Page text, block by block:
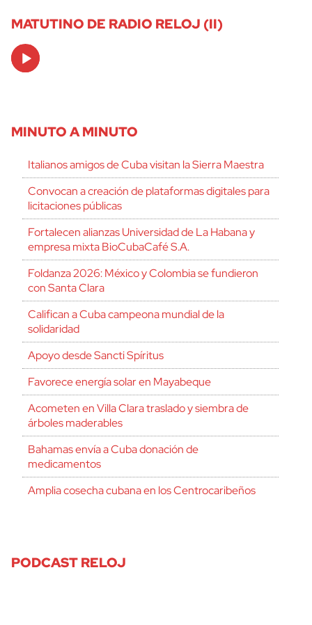
MATUTINO DE RADIO RELOJ (II)
Audio
Player
MINUTO A MINUTO
Italianos amigos de Cuba visitan la Sierra Maestra
Convocan a creación de plataformas digitales para
licitaciones públicas
Fortalecen alianzas Universidad de La Habana y
empresa mixta BioCubaCafé S.A.
Foldanza 2026: México y Colombia se fundieron
con Santa Clara
Califican a Cuba campeona mundial de la
solidaridad
Apoyo desde Sancti Spíritus
Favorece energía solar en Mayabeque
Acometen en Villa Clara traslado y siembra de
árboles maderables
Bahamas envía a Cuba donación de
medicamentos
Amplia cosecha cubana en los Centrocaribeños
PODCAST RELOJ